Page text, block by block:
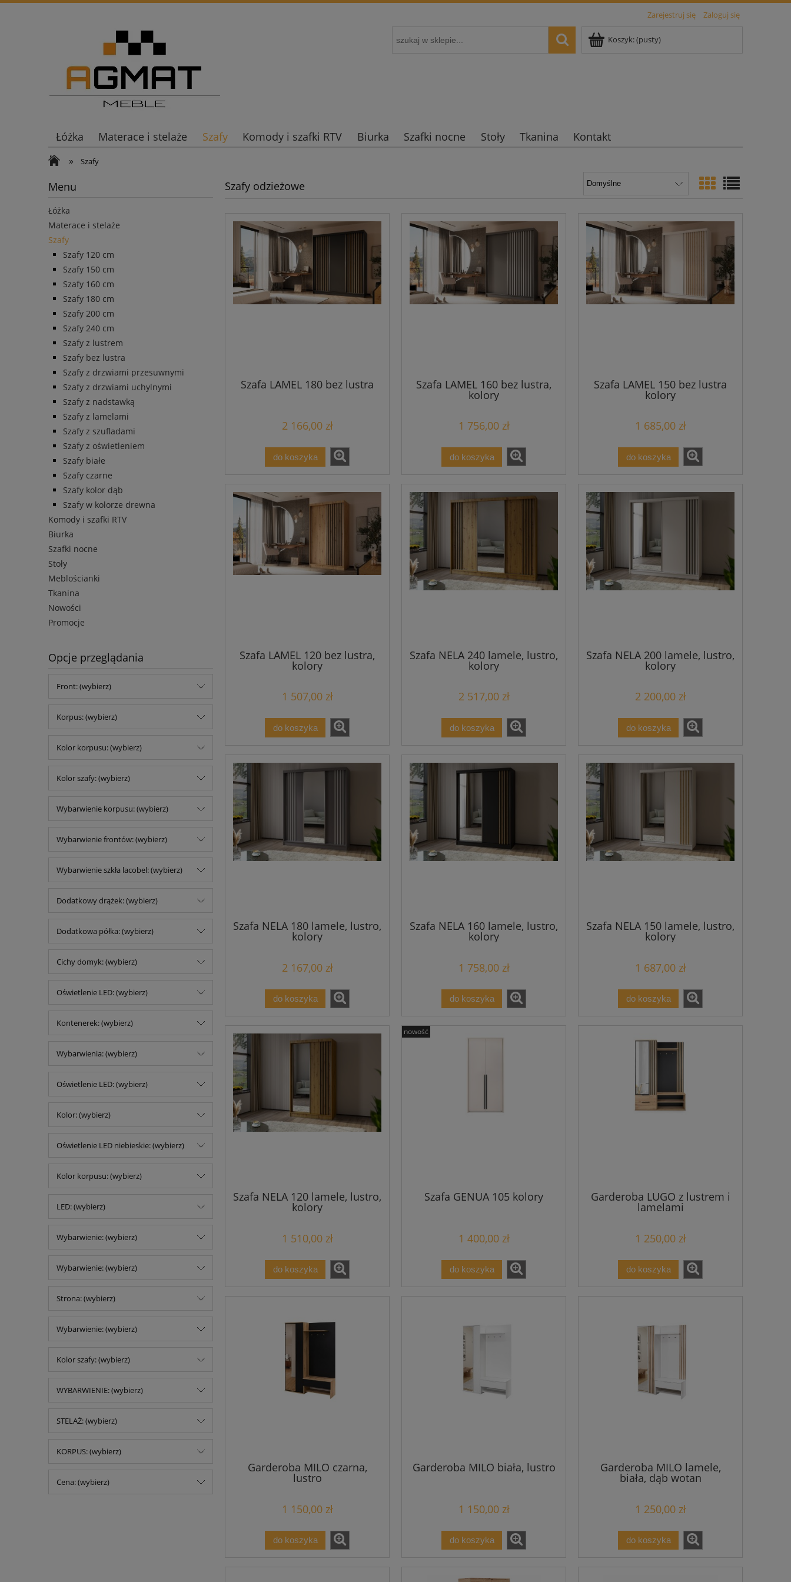
Zarejestruj się Zaloguj się
Koszyk:(pusty)
Łóżka Materace i stelaże Szafy Komody i szafki RTV Biurka Szafki nocne Stoły Tkanina Kontakt
» Szafy
Menu
Łóżka
Materace i stelaże
Szafy
Szafy 120 cm
Szafy 150 cm
Szafy 160 cm
Szafy 180 cm
Szafy 200 cm
Szafy 240 cm
Szafy z lustrem
Szafy bez lustra
Szafy z drzwiami przesuwnymi
Szafy z drzwiami uchylnymi
Szafy z nadstawką
Szafy z lamelami
Szafy z szufladami
Szafy z oświetleniem
Szafy białe
Szafy czarne
Szafy kolor dąb
Szafy w kolorze drewna
Komody i szafki RTV
Biurka
Szafki nocne
Stoły
Meblościanki
Tkanina
Nowości
Promocje
Opcje przeglądania
Front: (wybierz)
Korpus: (wybierz)
Kolor korpusu: (wybierz)
Kolor szafy: (wybierz)
Wybarwienie korpusu: (wybierz)
Wybarwienie frontów: (wybierz)
Wybarwienie szkła lacobel: (wybierz)
Dodatkowy drążek: (wybierz)
Dodatkowa półka: (wybierz)
Cichy domyk: (wybierz)
Oświetlenie LED: (wybierz)
Kontenerek: (wybierz)
Wybarwienia: (wybierz)
Oświetlenie LED: (wybierz)
Kolor: (wybierz)
Oświetlenie LED niebieskie: (wybierz)
Kolor korpusu: (wybierz)
LED: (wybierz)
Wybarwienie: (wybierz)
Wybarwienie: (wybierz)
Strona: (wybierz)
Wybarwienie: (wybierz)
Kolor szafy: (wybierz)
WYBARWIENIE: (wybierz)
STELAŻ: (wybierz)
KORPUS: (wybierz)
Cena: (wybierz)
Szafy odzieżowe
Szafa LAMEL 180 bez lustra
2 166,00 zł
do koszyka
Szafa LAMEL 160 bez lustra,
kolory
1 756,00 zł
do koszyka
Szafa LAMEL 150 bez lustra
kolory
1 685,00 zł
do koszyka
Szafa LAMEL 120 bez lustra,
kolory
1 507,00 zł
do koszyka
Szafa NELA 240 lamele, lustro,
kolory
2 517,00 zł
do koszyka
Szafa NELA 200 lamele, lustro,
kolory
2 200,00 zł
do koszyka
Szafa NELA 180 lamele, lustro,
kolory
2 167,00 zł
do koszyka
Szafa NELA 160 lamele, lustro,
kolory
1 758,00 zł
do koszyka
Szafa NELA 150 lamele, lustro,
kolory
1 687,00 zł
do koszyka
Szafa NELA 120 lamele, lustro,
kolory
1 510,00 zł
do koszyka
Szafa GENUA 105 kolory
1 400,00 zł
do koszyka
nowość
Garderoba LUGO z lustrem i
lamelami
1 250,00 zł
do koszyka
Garderoba MILO czarna,
lustro
1 150,00 zł
do koszyka
Garderoba MILO biała, lustro
1 150,00 zł
do koszyka
Garderoba MILO lamele,
biała, dąb wotan
1 250,00 zł
do koszyka